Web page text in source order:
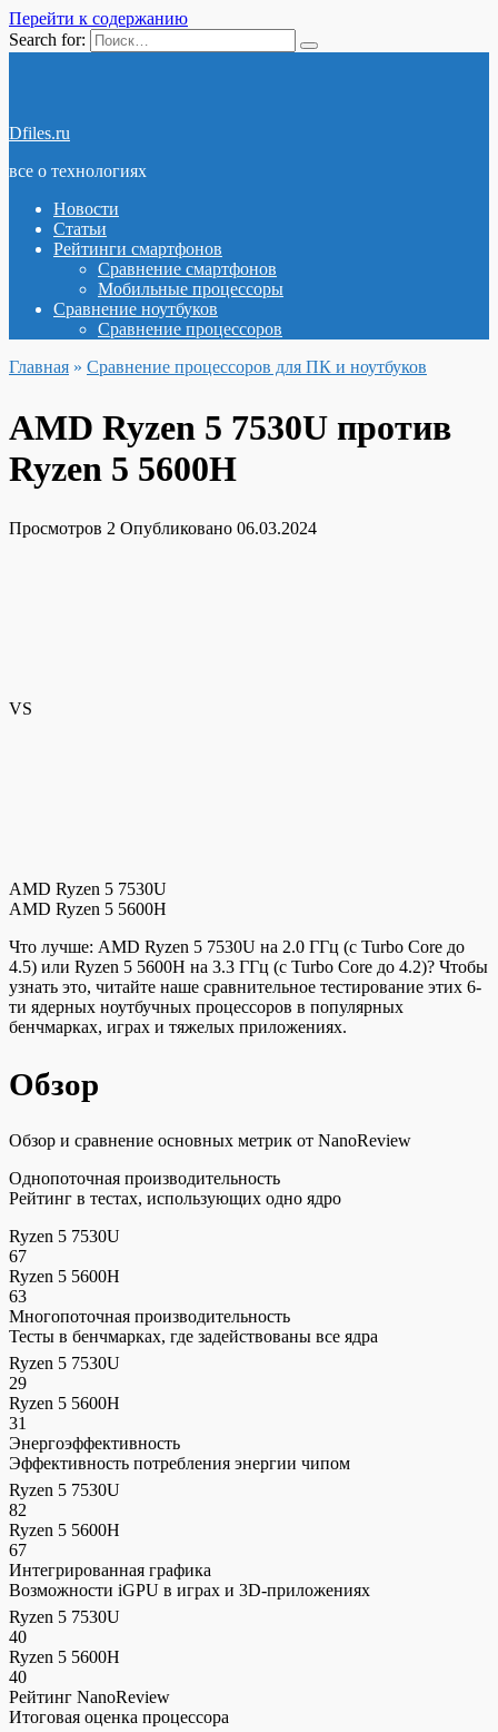
Перейти к содержанию
Search for:
Dfiles.ru
все о технологиях
Новости
Статьи
Рейтинги смартфонов
Сравнение смартфонов
Мобильные процессоры
Сравнение ноутбуков
Сравнение процессоров
Главная » Сравнение процессоров для ПК и ноутбуков
AMD Ryzen 5 7530U против
Ryzen 5 5600H
Просмотров 2 Опубликовано 06.03.2024
VS
AMD Ryzen 5 7530U
AMD Ryzen 5 5600H
Что лучше: AMD Ryzen 5 7530U на 2.0 ГГц (c Turbo Core до
4.5) или Ryzen 5 5600H на 3.3 ГГц (c Turbo Core до 4.2)? Чтобы
узнать это, читайте наше сравнительное тестирование этих 6-
ти ядерных ноутбучных процессоров в популярных
бенчмарках, играх и тяжелых приложениях.
Обзор
Обзор и сравнение основных метрик от NanoReview
Однопоточная производительность
Рейтинг в тестах, использующих одно ядро
Ryzen 5 7530U
67
Ryzen 5 5600H
63
Многопоточная производительность
Тесты в бенчмарках, где задействованы все ядра
Ryzen 5 7530U
29
Ryzen 5 5600H
31
Энергоэффективность
Эффективность потребления энергии чипом
Ryzen 5 7530U
82
Ryzen 5 5600H
67
Интегрированная графика
Возможности iGPU в играх и 3D-приложениях
Ryzen 5 7530U
40
Ryzen 5 5600H
40
Рейтинг NanoReview
Итоговая оценка процессора